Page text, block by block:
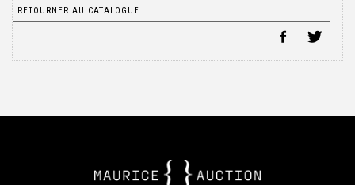
RETOURNER AU CATALOGUE